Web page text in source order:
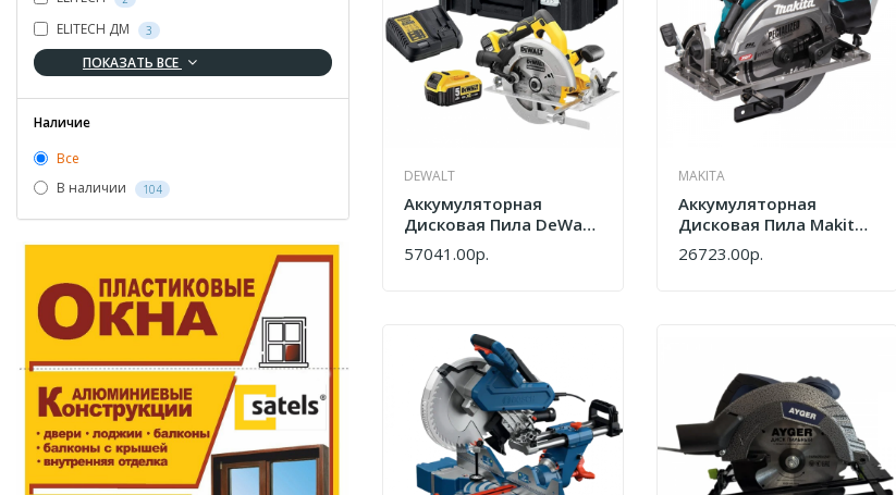
ELITECH ДМ 3
ПОКАЗАТЬ ВСЕ
Наличие
Все
В наличии
104
DEWALT
Аккумуляторная
Дисковая Пила DeWalt
DCS570P2-QW
57041.00р.
КУПИТЬ
MAKITA
Аккумуляторная
Дисковая Пила Makita
HS012GZ
26723.00р.
КУПИТЬ